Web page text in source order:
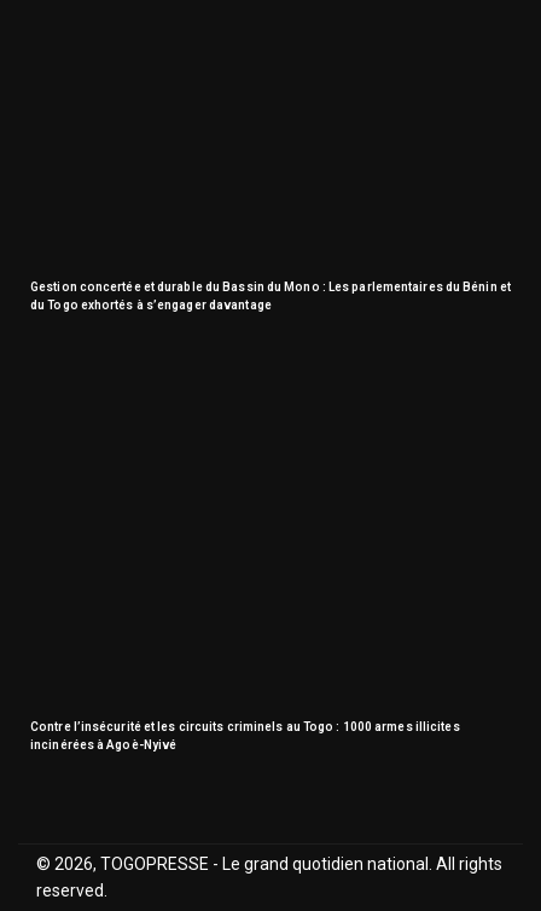
Gestion concertée et durable du Bassin du Mono : Les parlementaires du Bénin et
du Togo exhortés à s’engager davantage
Contre l’insécurité et les circuits criminels au Togo : 1000 armes illicites
incinérées à Agoè-Nyivé
© 2026, TOGOPRESSE - Le grand quotidien national. All rights
reserved.